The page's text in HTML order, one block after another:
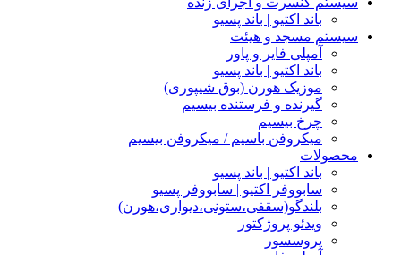
باند اکتیو | باند پسیو
سیستم مسجد و هیئت
آمپلی فایر و پاور
باند اکتیو | باند پسیو
موزیک هورن (بوق شیپوری)
گیرنده و فرستنده بیسیم
چرخ بیسیم
میکروفن باسیم / میکروفن بیسیم
محصولات
باند اکتیو | باند پسیو
سابووفر اکتیو | سابووفر پسیو
بلندگو(سقفی،ستونی،دیواری،هورن)
ویدئو پروژکتور
پروسسور